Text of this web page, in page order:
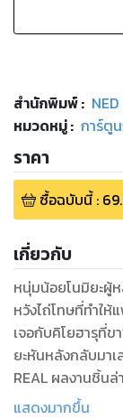
สำนักพิมพ์:
หมวดหมู่: การ์ตู
ราคา
ซื้อฉบับนี้:
เกี่ยวกับ
หนุ่มน้อยโนมิยะผู้ห
หวังไถ่โทษที่ทำให้
เจอกับคิโยฮารุที่ข
ยะหันหลังกลับมา
REAL ผลงานชิ้นล่
DUNK และ
แสดงมากขึ้น